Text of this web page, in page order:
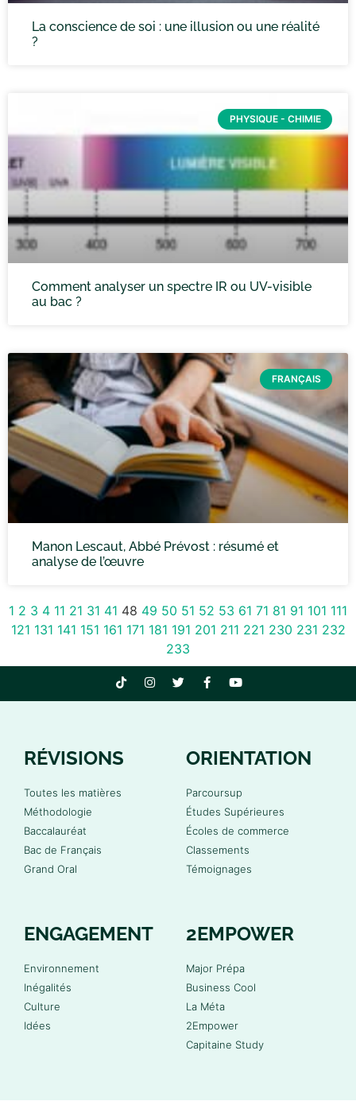
La conscience de soi : une illusion ou une réalité
?
PHYSIQUE - CHIMIE
Comment analyser un spectre IR ou UV-visible
au bac ?
FRANÇAIS
Manon Lescaut, Abbé Prévost : résumé et
analyse de l’œuvre
1 2 3 4 11 21 31 41 48 49 50 51 52 53 61 71 81 91 101 111
121 131 141 151 161 171 181 191 201 211 221 230 231 232
233
RÉVISIONS
Toutes les matières
Méthodologie
Baccalauréat
Bac de Français
Grand Oral
ORIENTATION
Parcoursup
Études Supérieures
Écoles de commerce
Classements
Témoignages
ENGAGEMENT
Environnement
Inégalités
Culture
Idées
2EMPOWER
Major Prépa
Business Cool
La Méta
2Empower
Capitaine Study